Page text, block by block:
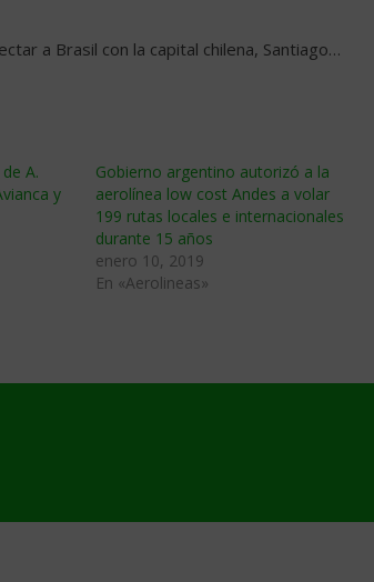
a Brasil con la capital chilena, Santiago…
A.
y
Gobierno argentino autorizó a la
aerolínea low cost Andes a volar
199 rutas locales e internacionales
durante 15 años
enero 10, 2019
En «Aerolineas»